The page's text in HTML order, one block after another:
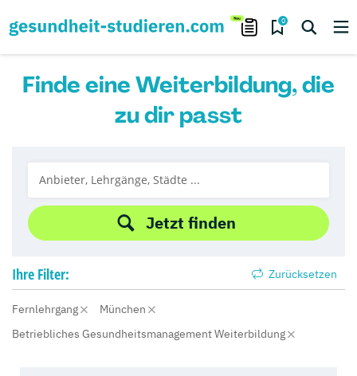
0
Finde eine Weiterbildung, die
zu dir passt
Jetzt finden
Ihre Filter: Zurücksetzen
Fernlehrgang
München
Betriebliches Gesundheitsmanagement Weiterbildung